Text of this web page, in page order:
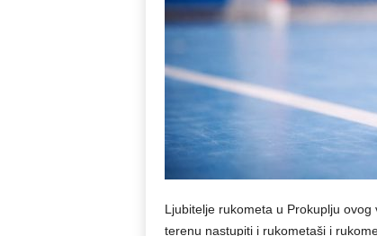
Ljubitelje rukometa u Prokuplju
terenu nastupiti i rukometaši i